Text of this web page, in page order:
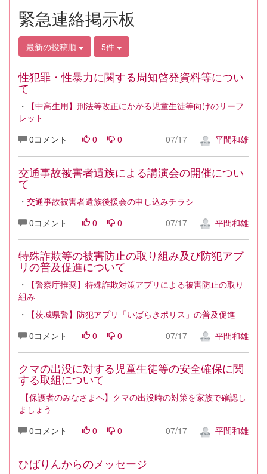
緊急連絡掲示板
最新の投稿順 5件
性犯罪・性暴力に関する周知啓発資料等につい
て
・
【中高生用】刑法等改正にかかる児童生徒等向けのリーフ
レット
0コメント
0 0 07/17 平間和雄
交通事故被害者遺族による講演会の開催につい
て
・ 交通事故被害者遺族後援会の申し込みチラシ
0コメント
0 0 07/17 平間和雄
特殊詐欺等の被害防止の取り組み及び防犯アプ
リの普及促進について
・
【警察庁推奨】特殊詐欺対策アプリによる被害防止の取り
組み
・
【茨城県警】防犯アプリ「いばらきポリス」の普及促進
0コメント
0 0 07/17 平間和雄
クマの出没に対する児童生徒等の安全確保に関
する取組について
【保護者のみなさまへ】クマの出没時の対策を家族で確認し
ましょう
0コメント
0 0 07/17 平間和雄
ひばりんからのメッセージ